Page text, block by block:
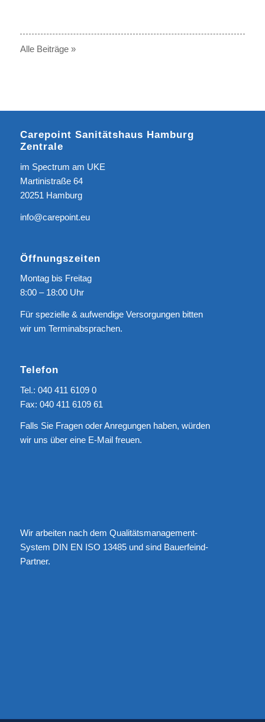
Alle Beiträge »
Carepoint Sanitätshaus Hamburg
Zentrale
im Spectrum am UKE
Martinistraße 64
20251 Hamburg
info@carepoint.eu
Öffnungszeiten
Montag bis Freitag
8:00 – 18:00 Uhr
Für spezielle & aufwendige Versorgungen bitten
wir um Terminabsprachen.
Telefon
Tel.: 040 411 6109 0
Fax: 040 411 6109 61
Falls Sie Fragen oder Anregungen haben, würden
wir uns über eine E-Mailfreuen.
Wir arbeiten nach dem Qualitätsmanagement-
System DIN EN ISO 13485 und sind Bauerfeind-
Partner.